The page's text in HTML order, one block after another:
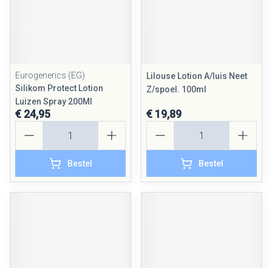
Eurogenerics (EG)
Silikom Protect Lotion
Luizen Spray 200Ml
€ 24,95
Bestel
Lilouse Lotion A/luis Neet
Z/spoel. 100ml
€ 19,89
Bestel